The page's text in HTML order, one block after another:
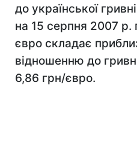
до української
на 15 серпня 2007 р.
євро складає
відношенню до
6,86 грн/євро.